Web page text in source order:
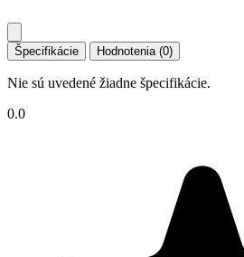
Špecifikácie Hodnotenia (0)
Nie sú uvedené žiadne špecifikácie.
0.0